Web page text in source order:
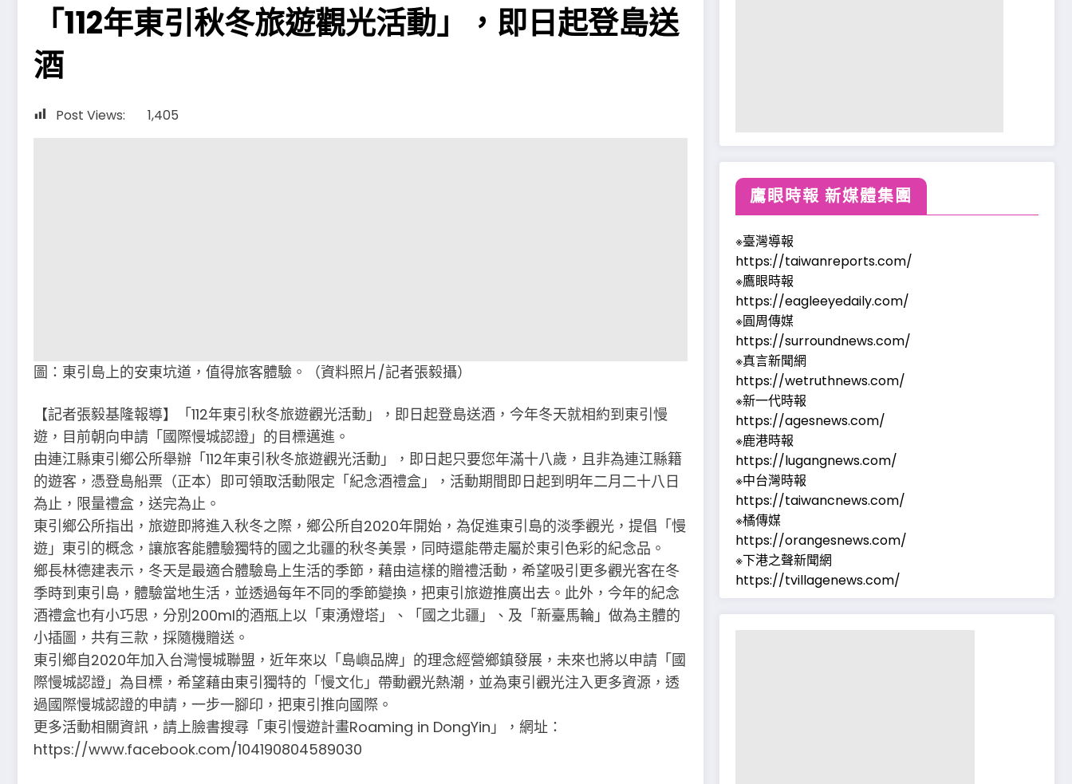
「112年東引秋冬旅遊觀光活動」，即日起登島送
酒
Post Views: 1,405
圖：東引島上的安東坑道，值得旅客體驗。（資料照片∕記者張毅攝）
【記者張毅基隆報導】「112年東引秋冬旅遊觀光活動」，即日起登島送酒，今年冬天就相約到東引慢
遊，目前朝向申請「國際慢城認證」的目標邁進。
由連江縣東引鄉公所舉辦「112年東引秋冬旅遊觀光活動」，即日起只要您年滿十八歲，且非為連江縣籍
的遊客，憑登島船票（正本）即可領取活動限定「紀念酒禮盒」，活動期間即日起到明年二月二十八日
為止，限量禮盒，送完為止。
東引鄉公所指出，旅遊即將進入秋冬之際，鄉公所自2020年開始，為促進東引島的淡季觀光，提倡「慢
遊」東引的概念，讓旅客能體驗獨特的國之北疆的秋冬美景，同時還能帶走屬於東引色彩的紀念品。
鄉長林德建表示，冬天是最適合體驗島上生活的季節，藉由這樣的贈禮活動，希望吸引更多觀光客在冬
季時到東引島，體驗當地生活，並透過每年不同的季節變換，把東引旅遊推廣出去。此外，今年的紀念
酒禮盒也有小巧思，分別200ml的酒瓶上以「東湧燈塔」、「國之北疆」、及「新臺馬輪」做為主體的
小插圖，共有三款，採隨機贈送。
東引鄉自2020年加入台灣慢城聯盟，近年來以「島嶼品牌」的理念經營鄉鎮發展，未來也將以申請「國
際慢城認證」為目標，希望藉由東引獨特的「慢文化」帶動觀光熱潮，並為東引觀光注入更多資源，透
過國際慢城認證的申請，一步一腳印，把東引推向國際。
更多活動相關資訊，請上臉書搜尋「東引慢遊計畫Roaming in DongYin」，網址：
https://www.facebook.com/104190804589030
鷹眼時報 新媒體集團
※臺灣導報
https://taiwanreports.com/
※鷹眼時報
https://eagleeyedaily.com/
※圓周傳媒
https://surroundnews.com/
※真言新聞網
https://wetruthnews.com/
※新一代時報
https://agesnews.com/
※鹿港時報
https://lugangnews.com/
※中台灣時報
https://taiwancnews.com/
※橘傳媒
https://orangesnews.com/
※下港之聲新聞網
https://tvillagenews.com/